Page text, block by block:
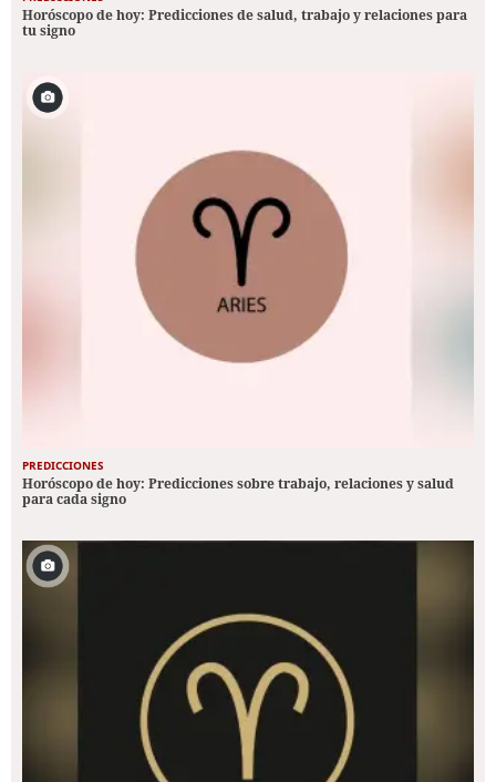
Horóscopo de hoy: Predicciones de salud, trabajo y relaciones para
tu signo
PREDICCIONES
Horóscopo de hoy: Predicciones sobre trabajo, relaciones y salud
para cada signo